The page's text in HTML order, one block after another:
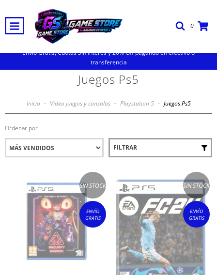
0
Envio Gratis, Cuotas Sin Interes y 20% Off pagando en efectivo o
transferencia
Juegos Ps5
Inicio - Video juegos y consolas - Playstation 5 - Juegos Ps5
Ordenar por
FILTRAR
SIN STOCK
ENVÍO
GRATIS
SIN STOCK
ENVÍO
GRATIS